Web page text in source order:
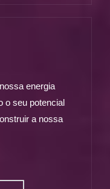
energia
o seu potencial
a nossa